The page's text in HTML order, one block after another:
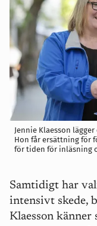
Jennie Klaesson
Hon får ersättning för
för tiden för inläsning
Samtidigt har
intensivt skede,
Klaesson